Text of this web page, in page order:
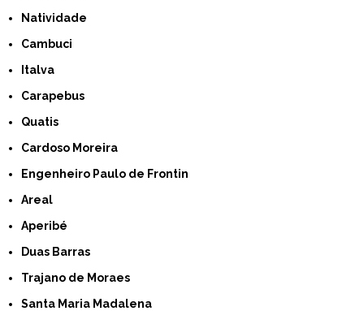
Natividade
Cambuci
Italva
Carapebus
Quatis
Cardoso Moreira
Engenheiro Paulo de Frontin
Areal
Aperibé
Duas Barras
Trajano de Moraes
Santa Maria Madalena